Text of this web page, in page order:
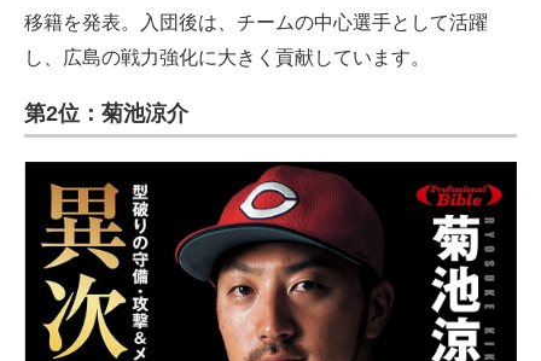
移籍を発表。入団後は、チームの中心選手として活躍
し、広島の戦力強化に大きく貢献しています。
第2位：菊池涼介